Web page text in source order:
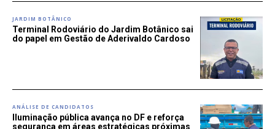
JARDIM BOTÂNICO
Terminal Rodoviário do Jardim Botânico sai
do papel em Gestão de Aderivaldo Cardoso
ANÁLISE DE CANDIDATOS
Iluminação pública avança no DF e reforça
segurança em áreas estratégicas próximas